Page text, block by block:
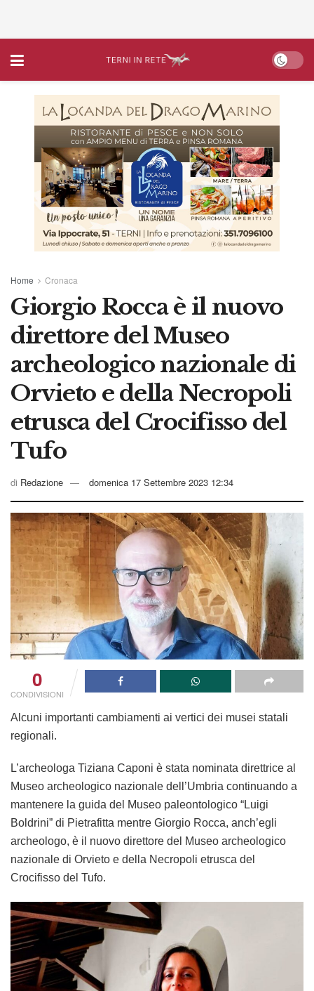
Home Cronaca
Giorgio Rocca è il nuovo
direttore del Museo
archeologico nazionale di
Orvieto e della Necropoli
etrusca del Crocifisso del
Tufo
di Redazione domenica 17 Settembre 2023 12:34
0
CONDIVISIONI
Alcuni importanti cambiamenti ai vertici dei musei statali
regionali.
L’archeologa Tiziana Caponi è stata nominata direttrice al
Museo archeologico nazionale dell’Umbria continuando a
mantenere la guida del Museo paleontologico “Luigi
Boldrini” di Pietrafitta mentre Giorgio Rocca, anch’egli
archeologo, è il nuovo direttore del Museo archeologico
nazionale di Orvieto e della Necropoli etrusca del
Crocifisso del Tufo.